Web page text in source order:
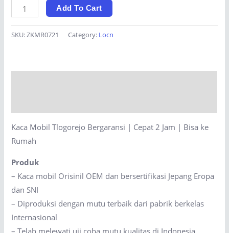
Kaca
Mobil
Tlogorejo
|
Bisa
ke
Rumah
quantity
Add To Cart
SKU:ZKMR0721 Category: Locn
Kaca Mobil Tlogorejo Bergaransi | Cepat 2 Jam | Bisa ke
Rumah
Produk
– Kaca mobil Orisinil OEM dan bersertifikasi Jepang Eropa
dan SNI
– Diproduksi dengan mutu terbaik dari pabrik berkelas
Internasional
– Telah melewati uji coba mutu kualitas di Indonesia